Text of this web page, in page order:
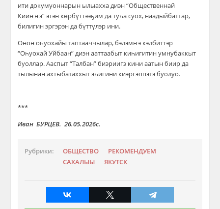
ити докумуоннарын ылыахха диэн “Общественнай
Кииҥҥэ” этэн көрбүттээҕим да туһа суох, наадыйбаттар,
билигин эргэрэн да бүттүлэр ини.
Онон оһуохайы таптааччылар, бэлэмҥэ кэлбиттэр
“Оһуохай Уйбаан” диэн ааттаабыт киһигитин умнубаккыт
буоллар. Ааспыт “Талбан” биэриигэ кини аатын биир да
тылынан ахтыбатаххыт эһигини киэргэппэтэ буолуо.
***
Иван БУРЦЕВ. 26.05.2026с.
Рубрики: ОБЩЕСТВО
РЕКОМЕНДУЕМ
САХАЛЫЫ
ЯКУТСК